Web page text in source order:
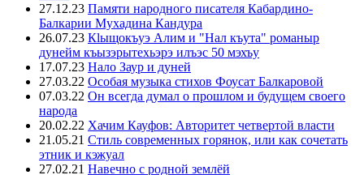
27.12.23 Памяти народного писателя Кабардино-
Балкарии Мухадина Кандура
26.07.23 Кlыщокъуэ Алим и "Нал къута" романыр
дунейм къызэрытехьэрэ илъэс 50 мэхъу
17.07.23 Нало Заур и дуней
27.03.22 Особая музыка стихов Фоусат Балкаровой
07.03.22 Он всегда думал о прошлом и будущем своего
народа
20.02.22 Хачим Кауфов: Авторитет четвертой власти
21.05.21 Стиль современных горянок, или как сочетать
этник и кэжуал
27.02.21 Навечно с родной землёй